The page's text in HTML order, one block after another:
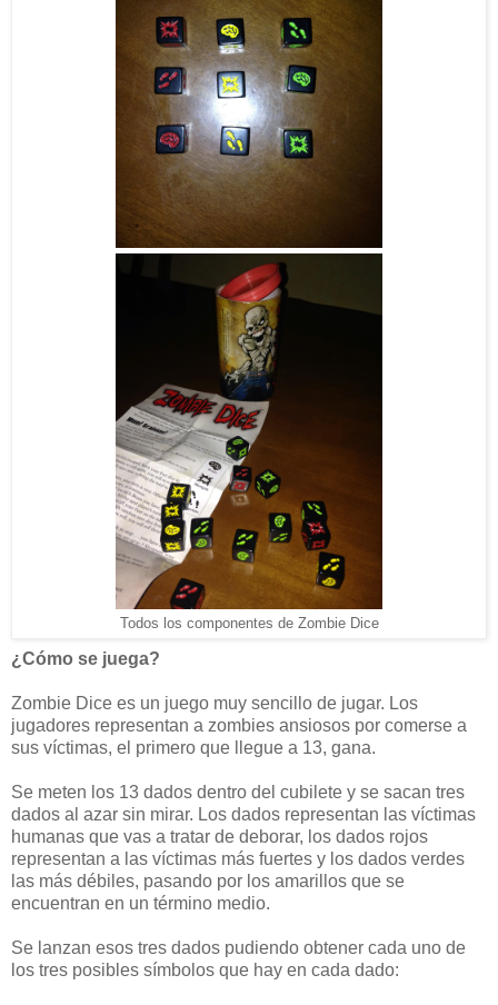
Todos los componentes de Zombie Dice
¿Cómo se juega?
Zombie Dice es un juego muy sencillo de jugar. Los
jugadores representan a zombies ansiosos por comerse a
sus víctimas, el primero que llegue a 13, gana.
Se meten los 13 dados dentro del cubilete y se sacan tres
dados al azar sin mirar. Los dados representan las víctimas
humanas que vas a tratar de deborar, los dados rojos
representan a las víctimas más fuertes y los dados verdes
las más débiles, pasando por los amarillos que se
encuentran en un término medio.
Se lanzan esos tres dados pudiendo obtener cada uno de
los tres posibles símbolos que hay en cada dado: